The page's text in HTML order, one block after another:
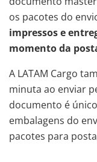
os pacotes do
impressos e
momento da
A LATAM Cargo
minuta ao enviar
documento é
embalagens do
pacotes para